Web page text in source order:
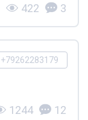
422 3
+79262283179
1244 12